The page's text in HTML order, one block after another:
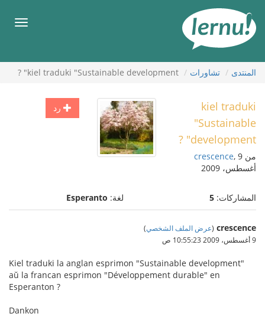
المحتويات
قائمة
المنتدى تشاورات kiel traduki "Sustainable development" ?
رد
kiel traduki
"Sustainable
development" ?
من crescence, 9
أغسطس، 2009
المشاركات: 5 لغة: Esperanto
crescence
(عرض الملف الشخصي)
9 أغسطس، 2009 10:55:23 ص
Kiel traduki la anglan esprimon "Sustainable development"
aŭ la francan esprimon "Développement durable" en
Esperanton ?
Dankon